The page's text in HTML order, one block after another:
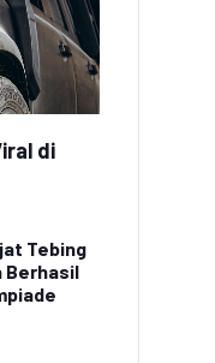
di
Tebing
Berhasil